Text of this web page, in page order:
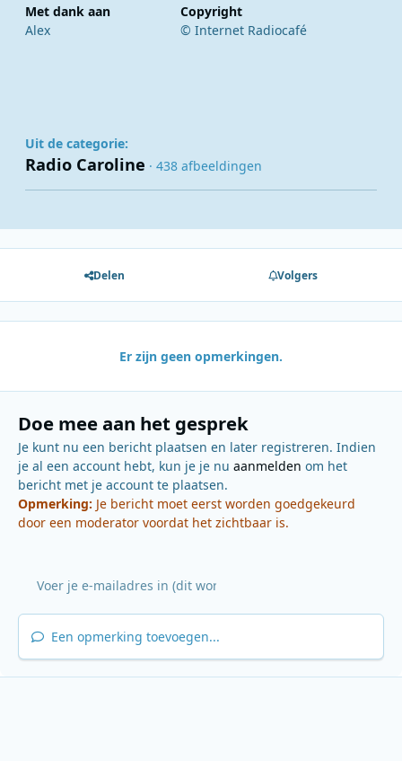
Met dank aan
Alex
Copyright
© Internet Radiocafé
Uit de categorie:
Radio Caroline · 438 afbeeldingen
Delen Volgers
Er zijn geen opmerkingen.
Doe mee aan het gesprek
Je kunt nu een bericht plaatsen en later registreren. Indien
je al een account hebt, kun je je nu aanmelden om het
bericht met je account te plaatsen.
Opmerking: Je bericht moet eerst worden goedgekeurd
door een moderator voordat het zichtbaar is.
Een opmerking toevoegen...